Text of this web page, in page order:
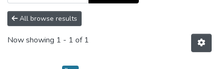
All browse results
Now showing 1 - 1 of 1